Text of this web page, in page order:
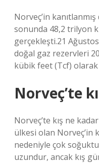
Norveç’in
sonunda 48,2 trilyon
gerçekleşti.21
doğal gaz rezervleri
kübik feet (Tcf)
Norveç’te
Norveç’te kış ne
ülkesi olan Norveç’in
nedeniyle çok
uzundur, ancak kış